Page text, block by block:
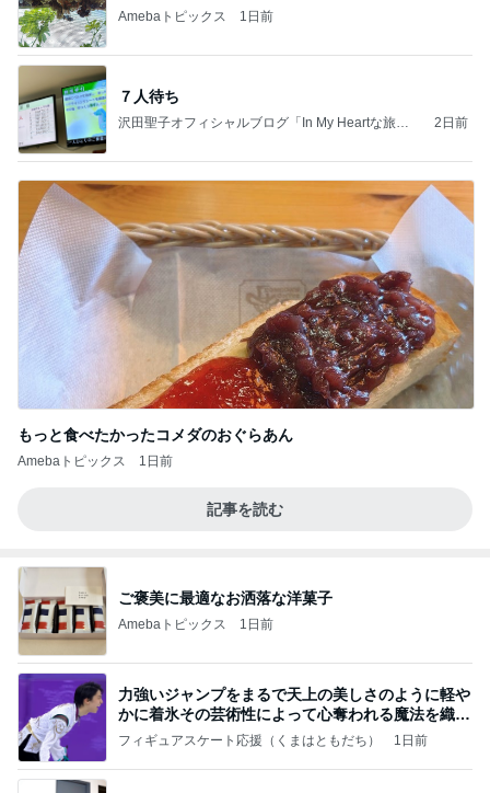
Amebaトピックス 1日前
７人待ち
沢田聖子オフィシャルブログ「In My Heartな旅日
2日前
もっと食べたかったコメダのおぐらあん
Amebaトピックス 1日前
記事を読む
ご褒美に最適なお洒落な洋菓子
Amebaトピックス 1日前
力強いジャンプをまるで天上の美しさのように軽や
かに着氷その芸術性によって心奪われる魔法を織り
なす
フィギュアスケート応援（くまはともだち） 1日前